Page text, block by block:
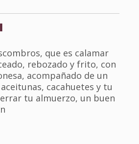
que es calamar
rebozado y frito, con
acompañado de un
cacahuetes y tu
tu almuerzo, un buen